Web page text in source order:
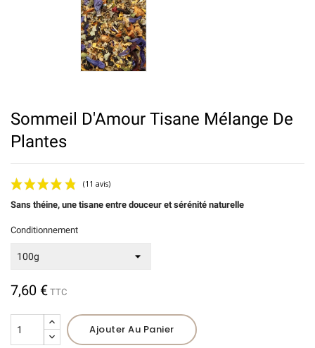
Sommeil D'Amour Tisane Mélange De
Plantes
(11 avis)
Sans théine, une tisane entre douceur et sérénité naturelle
Conditionnement
7,60 € TTC
Ajouter Au Panier